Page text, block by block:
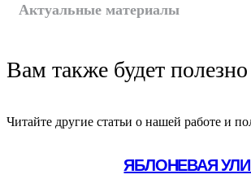
Актуальные материалы
Вам также будет полезно
Читайте другие статьи о нашей работе и
ЯБЛОНЕВАЯ